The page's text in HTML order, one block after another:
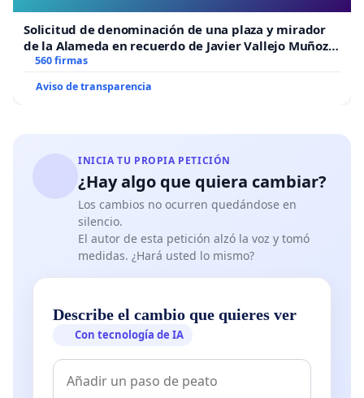
Solicitud de denominación de una plaza y mirador
de la Alameda en recuerdo de Javier Vallejo Muñoz
“Mazinger”
560 firmas
Aviso de transparencia
INICIA TU PROPIA PETICIÓN
¿Hay algo que quiera cambiar?
Los cambios no ocurren quedándose en
silencio.
El autor de esta petición alzó la voz y tomó
medidas. ¿Hará usted lo mismo?
Describe el cambio que quieres ver
Con tecnología de IA